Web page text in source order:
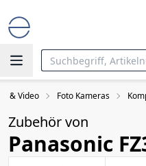
& Video Foto Kameras
Zubehör von
Panasonic